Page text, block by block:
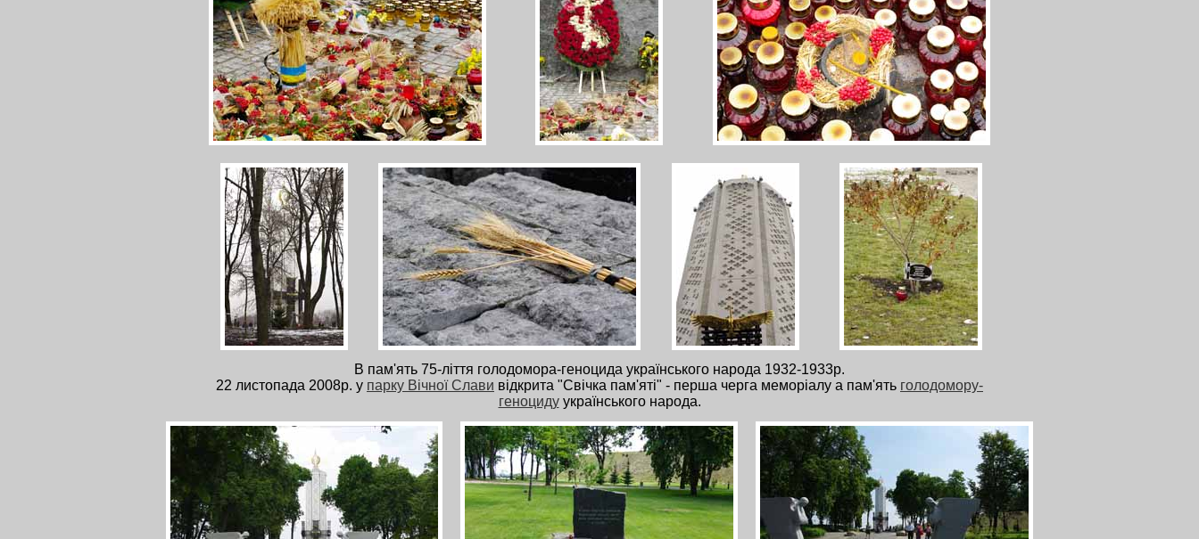
В пам'ять 75-ліття голодомора-геноцида українського народа 1932-1933р.
22 листопада 2008р. у парку Вічної Слави відкрита "Свічка пам'яті" - перша черга меморіалу а пам'ять голодомору-
геноцидуукраїнського народа.